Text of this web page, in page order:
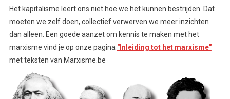
Het kapitalisme leert ons niet hoe we het kunnen bestrijden. Dat
moeten we zelf doen, collectief verwerven we meer inzichten
dan alleen. Een goede aanzet om kennis te maken met het
marxisme vind je op onze pagina "Inleiding tot het marxisme"
met teksten van Marxisme.be